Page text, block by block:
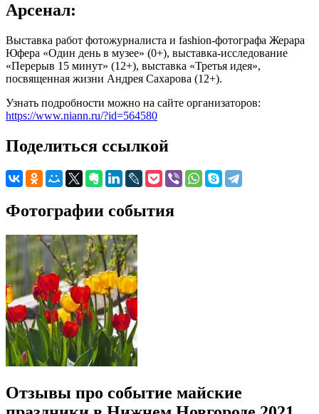
Арсенал:
Выставка работ фотожурналиста и fashion-фотографа Жерара
Юфера «Один день в музее» (0+), выставка-исследование
«Перерыв 15 минут» (12+), выставка «Третья идея»,
посвященная жизни Андрея Сахарова (12+).
Узнать подробности можно на сайте организаторов:
https://www.niann.ru/?id=564580
Поделиться ссылкой
Фотографии события
Отзывы про событие майские